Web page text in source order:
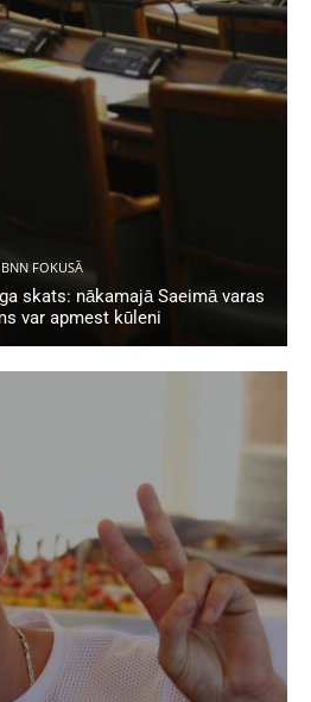
BNN FOKUSĀ
skats: nākamajā Saeimā varas
var apmest kūleni